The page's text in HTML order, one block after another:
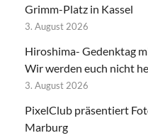
Grimm-Platz in Kassel
3. August 2026
Hiroshima- Gedenktag
Wir werden euch nicht
3. August 2026
PixelClub präsentiert
Marburg